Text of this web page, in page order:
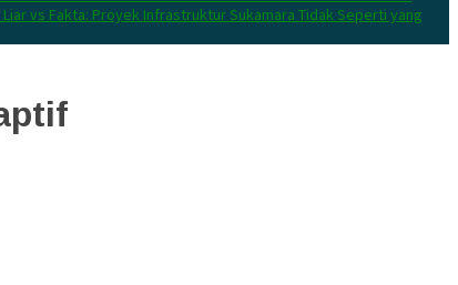
Liar vs Fakta: Proyek Infrastruktur Sukamara Tidak Seperti yang